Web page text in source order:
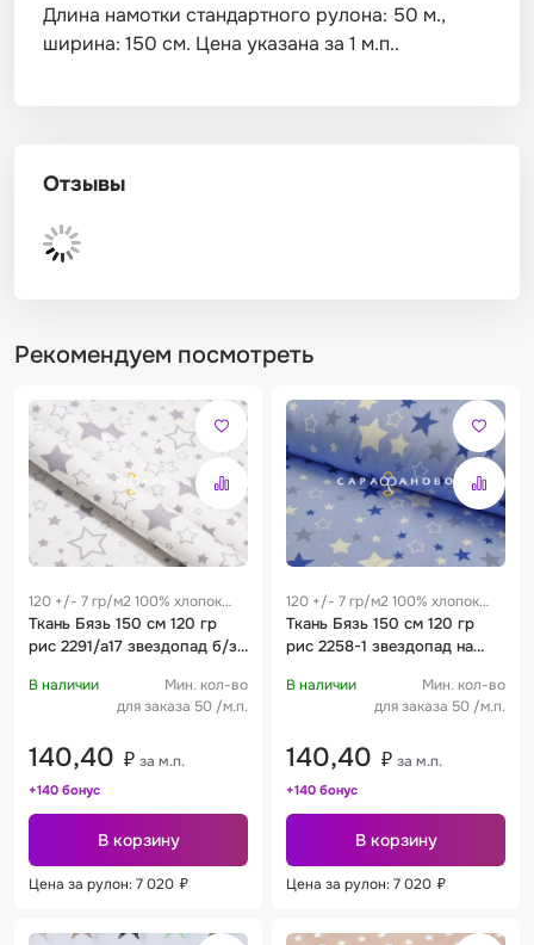
Длина намотки стандартного рулона: 50 м.,
ширина: 150 см. Цена указана за 1 м.п..
Отзывы
Рекомендуем посмотреть
120 +/- 7 гр/м2 100% хлопок
0.28 м
Ткань Бязь 150 см 120 гр
рис 2291/а17 звездопад б/з
В наличии
Мин. кол-во
для заказа 50 /м.п.
140,40 ₽ за м.п.
+140 бонус
В корзину
Цена за рулон: 7 020 ₽
120 +/- 7 гр/м2 100% хлопок
0.28 м
Ткань Бязь 150 см 120 гр
рис 2258-1 звездопад на
В наличии
Мин. кол-во
для заказа 50 /м.п.
140,40 ₽ за м.п.
+140 бонус
В корзину
Цена за рулон: 7 020 ₽